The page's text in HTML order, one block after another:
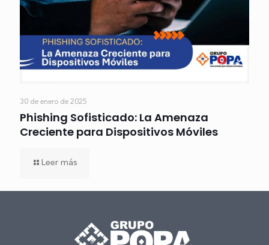
30 de enero de 2025
Phishing Sofisticado: La Amenaza
Creciente para Dispositivos Móviles
Leer más